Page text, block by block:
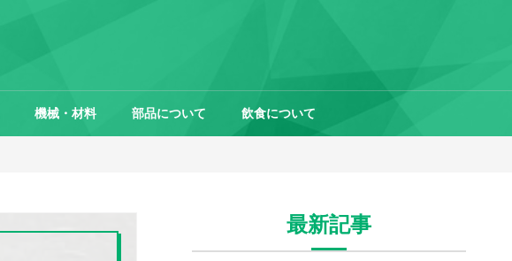
機械・材料 部品について 飲食について
最新記事